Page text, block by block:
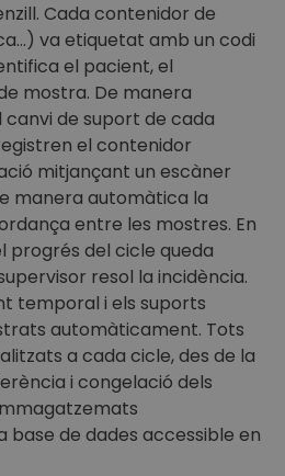
Cada contenidor de
va etiquetat amb un codi
el pacient, el
mostra. De manera
de suport de cada
el contenidor
mitjançant un escàner
manera automàtica la
entre les mostres. En
progrés del cicle queda
resol la incidència.
temporal i els suports
automàticament. Tots
a cada cicle, des de la
i congelació dels
base de dades accessible en